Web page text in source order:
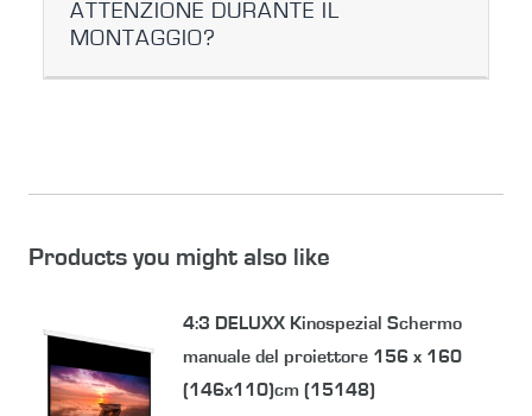
ATTENZIONE DURANTE IL
MONTAGGIO?
Products you might also like
4:3 DELUXX Kinospezial Schermo
manuale del proiettore 156 x 160
(146x110)cm (15148)